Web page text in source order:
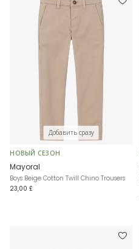
Добавить сразу
НОВЫЙ СЕЗОН
Mayoral
Boys Beige Cotton Twill Chino Trousers
23,00 £